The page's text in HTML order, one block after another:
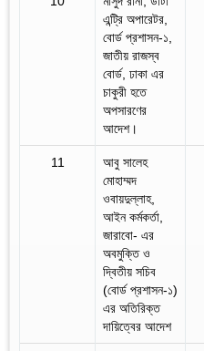
এন্ট্রি অপারেটর,
বোর্ড প্রশাসন-১,
জাতীয় রাজস্ব
বোর্ড, ঢাকা এর
চাকুরী হতে
অপসারণের
আদেশ।
11
আবু সালেহ
মোহাম্মদ
ওবায়দুল্লাহ,
আইন কর্মকর্তা,
জারাবো- এর
অবমুক্তি ও
দ্বিতীয় সচিব
(বোর্ড প্রশাসন-১)
এর অতিরিক্ত
দায়িত্বের আদেশ